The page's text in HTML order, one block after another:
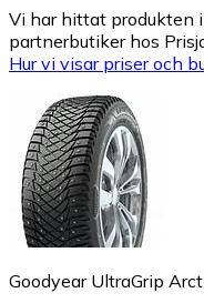
Vi har hittat produkten
partnerbutiker hos
Hur vi visar priser och
Goodyear UltraGrip